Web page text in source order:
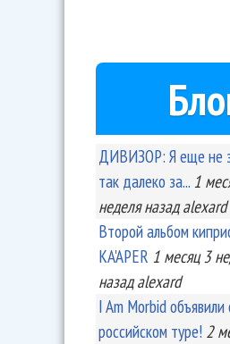
ДИВИЗОР: Я еще не
так далеко за... 1
неделяназад alexard
Второй альбом
KA'APER 1 месяц 3
назад alexard
I Am Morbid объявили
российском туре! 2